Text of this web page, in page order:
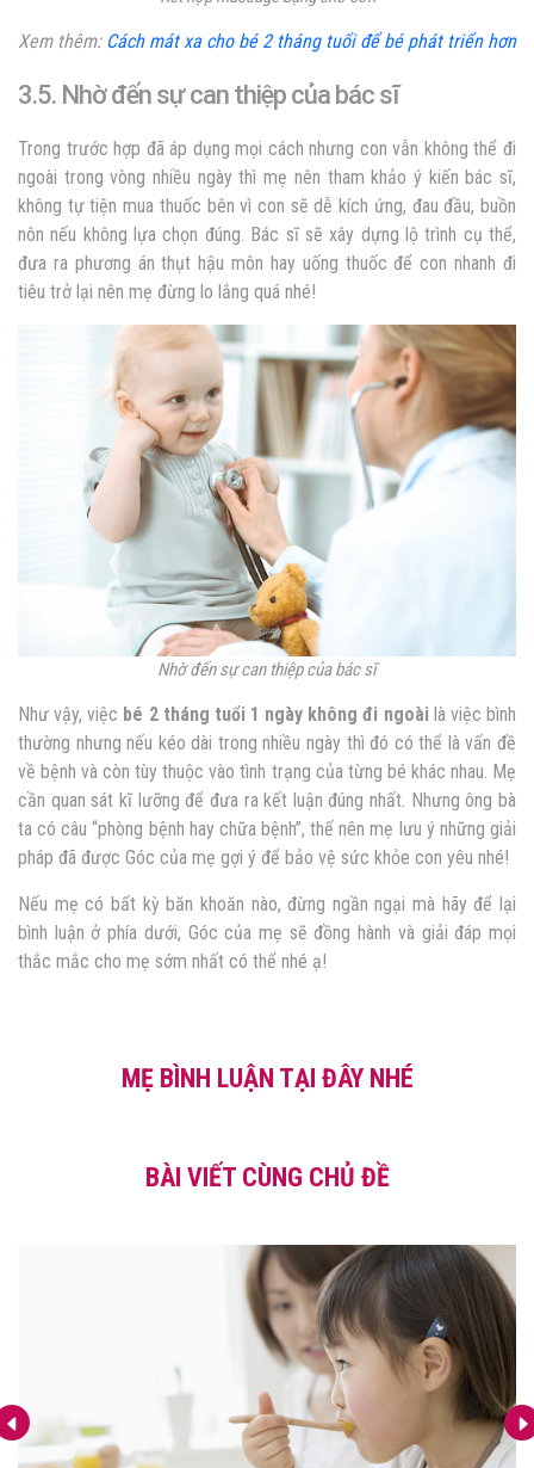
Xem thêm: Cách mát xa cho bé 2 tháng tuổi để bé phát triển hơn
3.5. Nhờ đến sự can thiệp của bác sĩ
Trong trước hợp đã áp dụng mọi cách nhưng con vẫn không thể đi
ngoài trong vòng nhiều ngày thì mẹ nên tham khảo ý kiến bác sĩ,
không tự tiện mua thuốc bên vì con sẽ dễ kích ứng, đau đầu, buồn
nôn nếu không lựa chọn đúng. Bác sĩ sẽ xây dựng lộ trình cụ thể,
đưa ra phương án thụt hậu môn hay uống thuốc để con nhanh đi
tiêu trở lại nên mẹ đừng lo lắng quá nhé!
Nhờ đến sự can thiệp của bác sĩ
Như vậy, việc bé 2 tháng tuổi 1 ngày không đi ngoài là việc bình
thường nhưng nếu kéo dài trong nhiều ngày thì đó có thể là vấn đề
về bệnh và còn tùy thuộc vào tình trạng của từng bé khác nhau. Mẹ
cần quan sát kĩ lưỡng để đưa ra kết luận đúng nhất. Nhưng ông bà
ta có câu “phòng bệnh hay chữa bệnh”, thế nên mẹ lưu ý những giải
pháp đã được Góc của mẹ gợi ý để bảo vệ sức khỏe con yêu nhé!
Nếu mẹ có bất kỳ băn khoăn nào, đừng ngần ngại mà hãy để lại
bình luận ở phía dưới, Góc của mẹ sẽ đồng hành và giải đáp mọi
thắc mắc cho mẹ sớm nhất có thể nhé ạ!
MẸ BÌNH LUẬN TẠI ĐÂY NHÉ
BÀI VIẾT CÙNG CHỦ ĐỀ